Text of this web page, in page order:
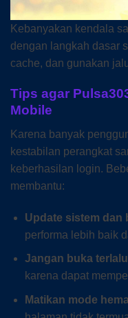
Kebanyakan kendala
dengan langkah dasar
cache, dan gunakan
Tips agar
Mobile
Karena banyak
kestabilan perangkat
keberhasilan login.
membantu:
Update sistem dan
performa lebih baik
Jangan buka
karena dapat
Matikan mode